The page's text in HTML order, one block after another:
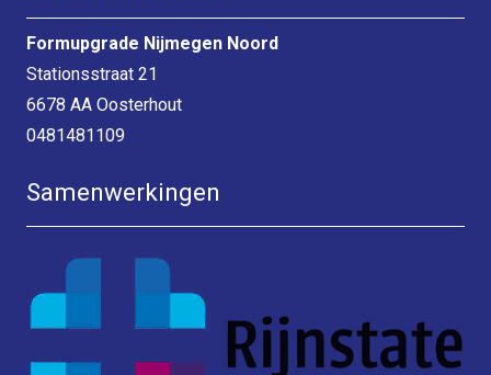
Formupgrade Nijmegen Noord
Stationsstraat 21
6678 AA Oosterhout
0481481109
Samenwerkingen